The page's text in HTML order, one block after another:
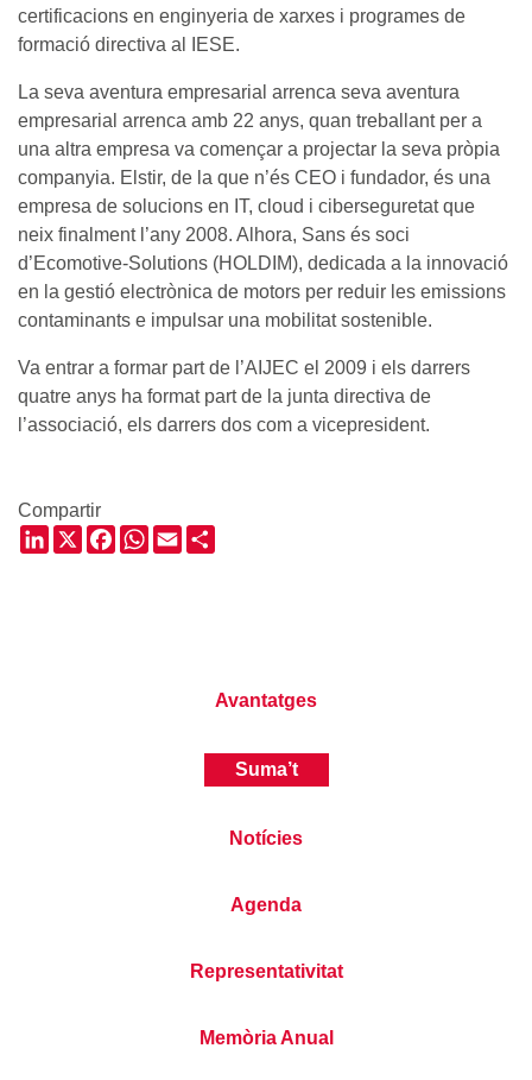
certificacions en enginyeria de xarxes i programes de
formació directiva al IESE.
La seva aventura empresarial arrenca seva aventura
empresarial arrenca amb 22 anys, quan treballant per a
una altra empresa va començar a projectar la seva pròpia
companyia. Elstir, de la que n’és CEO i fundador, és una
empresa de solucions en IT, cloud i ciberseguretat que
neix finalment l’any 2008. Alhora, Sans és soci
d’Ecomotive-Solutions (HOLDIM), dedicada a la innovació
en la gestió electrònica de motors per reduir les emissions
contaminants e impulsar una mobilitat sostenible.
Va entrar a formar part de l’AIJEC el 2009 i els darrers
quatre anys ha format part de la junta directiva de
l’associació, els darrers dos com a vicepresident.
Compartir
LinkedIn
X Facebook
WhatsApp
Email
Avantatges
Suma’t
Notícies
Agenda
Representativitat
Memòria Anual